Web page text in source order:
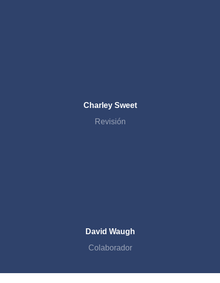
Charley Sweet
Revisión
David Waugh
Colaborador